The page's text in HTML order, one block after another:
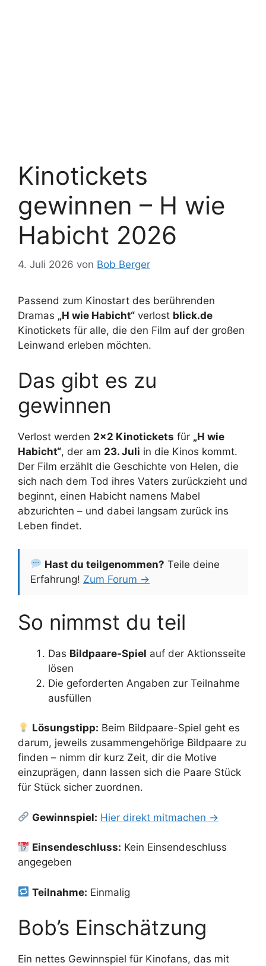
Kinotickets
gewinnen – H wie
Habicht 2026
4. Juli 2026 von Bob Berger
Passend zum Kinostart des berührenden
Dramas „H wie Habicht“ verlost blick.de
Kinotickets für alle, die den Film auf der großen
Leinwand erleben möchten.
Das gibt es zu
gewinnen
Verlost werden 2×2 Kinotickets für „H wie
Habicht“, der am 23. Juli in die Kinos kommt.
Der Film erzählt die Geschichte von Helen, die
sich nach dem Tod ihres Vaters zurückzieht und
beginnt, einen Habicht namens Mabel
abzurichten – und dabei langsam zurück ins
Leben findet.
Hast du teilgenommen? Teile deine
Erfahrung! Zum Forum →
So nimmst du teil
Das Bildpaare-Spiel auf der Aktionsseite
lösen
Die geforderten Angaben zur Teilnahme
ausfüllen
Lösungstipp: Beim Bildpaare-Spiel geht es
darum, jeweils zusammengehörige Bildpaare zu
finden – nimm dir kurz Zeit, dir die Motive
einzuprägen, dann lassen sich die Paare Stück
für Stück sicher zuordnen.
Gewinnspiel: Hier direkt mitmachen →
Einsendeschluss: Kein Einsendeschluss
angegeben
Teilnahme: Einmalig
Bob’s Einschätzung
Ein nettes Gewinnspiel für Kinofans, das mit